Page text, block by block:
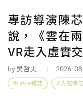
專訪導演陳
說，《雲在
VR走入虛實
by 吳哲夫 2026-
LaVie雜誌 人物專